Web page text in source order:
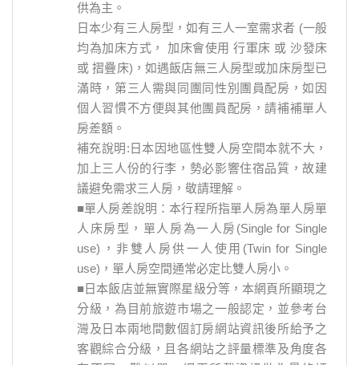
供為主。
日本少有三人房型，如有三人一室需求者 (一般
均為加床方式， 加床會使用 行軍床 或 沙發床
或 摺疊床)，如遇飯店無三人房型或加床房型已
滿時，第三人需與同團同性別團員配房，如因
個人習慣不方便與其他團員配房，請補補單人
房差額。
補充說明:日本因地區性雙人房空間本就不大，
加上三人份的行李，勢必影響住宿品質，故建
議避免需求三人房，敬請理解。
■單人房差說明：本行程所指單人房為單人房單
人床房型，單人房為一人房(Single for Single
use)，非雙人房供一人使用(Twin for Single
use)，單人房空間通常必定比雙人房小。
■日本飯店並無實際星級分等，本網頁所顯現之
分級，為目前旅遊市場之一般認定，並參考台
灣及日本兩地間數個訂房網站資訊後所給予之
客觀綜合分級，且各網站之評量標準及角度各